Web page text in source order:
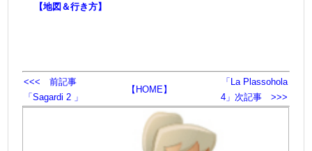
【地図＆行き方】
<<< 前記事
「Sagardi 2 」
【HOME】
「La Plassohola
4」次記事 >>>